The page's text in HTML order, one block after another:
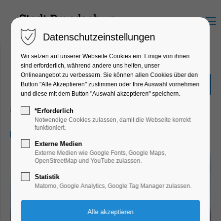
Menu
„Große Seenrundfahrt“ 2,5
Stunden
Schiffrundfahrt
Datenschutzeinstellungen
Wir setzen auf unserer Webseite Cookies ein. Einige von ihnen
sind erforderlich, während andere uns helfen, unser
Onlineangebot zu verbessern. Sie können allen Cookies über den
Button "Alle Akzeptieren" zustimmen oder Ihre Auswahl vornehmen
und diese mit dem Button "Auswahl akzeptieren" speichern.
*Erforderlich
Notwendige Cookies zulassen, damit die Webseite korrekt
funktioniert.
Externe Medien
Externe Medien wie Google Fonts, Google Maps,
OpenStreetMap und YouTube zulassen.
Statistik
Matomo, Google Analytics, Google Tag Manager zulassen.